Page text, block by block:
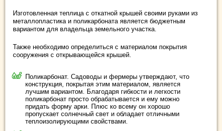
Изготовленная теплица с откатной крышей своими руками из
металлопластика и поликарбоната является бюджетным
вариантом для владельца земельного участка.
Также необходимо определиться с материалом покрытия
сооружения с открывающейся крышей.
Поликарбонат. Садоводы и фермеры утверждают, что
конструкция, покрытая этим материалом, является
лучшим вариантом. Благодаря гибкости и легкости
поликарбонат просто обрабатывается и ему можно
придать форму арки. Плюс ко всему он хорошо
пропускает солнечный свет и обладает отличными
теплоизолирующими свойствами.